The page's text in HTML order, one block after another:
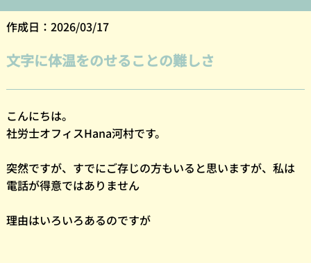
作成日：2026/03/17
文字に体温をのせることの難しさ
こんにちは。
社労士オフィスHana河村です。
突然ですが、すでにご存じの方もいると思いますが、私は
電話が得意ではありません
理由はいろいろあるのですが